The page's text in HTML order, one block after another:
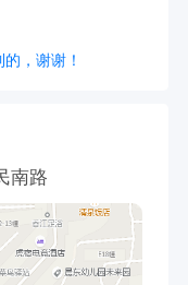
的，谢谢！
南路